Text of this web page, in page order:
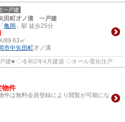
乾燥機付き
一戸建
田町才ノ溝 一戸建
「亀岡 」駅 徒歩25分
89.63㎡
市中矢田町才ノ溝
■ ◇令和2年4月建築 ◇オール電化住戸
物件
件は無料会員登録により閲覧が可能にな